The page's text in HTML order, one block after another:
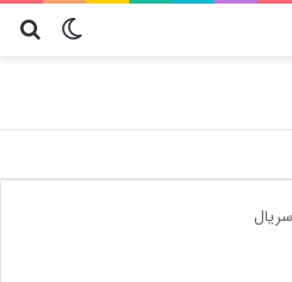
تغییر
انتخاب کارتن پستی حیاتی است؟